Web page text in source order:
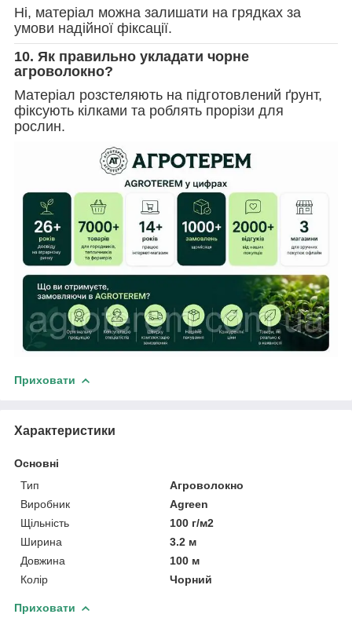
Ні, матеріал можна залишати на грядках за
умови надійної фіксації.
10. Як правильно укладати чорне
агроволокно?
Матеріал розстеляють на підготовлений ґрунт,
фіксують кілками та роблять прорізи для
рослин.
Приховати
Характеристики
Основні
Тип
Агроволокно
Виробник
Agreen
Щільність
100 г/м2
Ширина
3.2 м
Довжина
100 м
Колір
Чорний
Приховати